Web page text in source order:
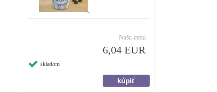
Naša cena
6,04 EUR
skladom